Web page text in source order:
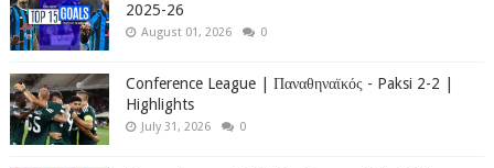
2025-26
August 01, 2026 0
Conference League | Παναθηναϊκός - Paksi 2-2 |
Highlights
July 31, 2026 0